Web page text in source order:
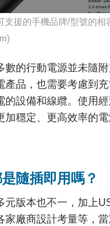
支援的手機品牌/型號的相
數的行動電源並未隨
產品，也需要考慮到
的設備和線纜。使用
加穩定、更高效率的電
隨插即用嗎？
元版本也不一，加上
家廠商設計考量等，